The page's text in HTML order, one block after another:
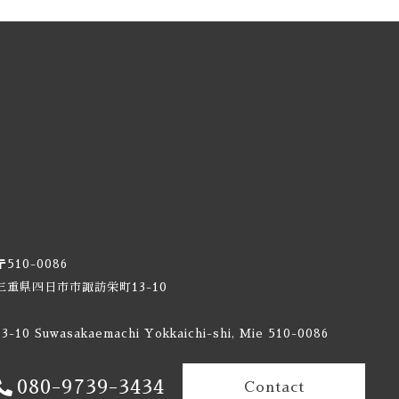
510-0086
重県四日市市諏訪栄町13-10
10 Suwasakaemachi Yokkaichi-shi, Mie 510-0086
080-9739-3434 Contact